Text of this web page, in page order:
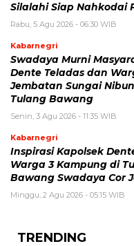
Silalahi Siap Nahkodai
Rabu, 5 Agu 2026 - 06:30 WIB
Kabarnegri
Swadaya Murni
Dente Teladas dan
Jembatan Sungai
Tulang Bawang
Senin, 3 Agu 2026 - 11:35 WIB
Kabarnegri
Inspirasi Kapolsek
Warga 3 Kampung di
Bawang Swadaya Cor
Minggu, 2 Agu 2026 - 05:15 WIB
TRENDING